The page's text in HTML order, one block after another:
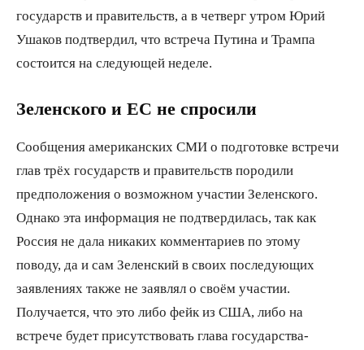
государств и правительств, а в четверг утром Юрий
Ушаков подтвердил, что встреча Путина и Трампа
состоится на следующей неделе.
Зеленского и ЕС не спросили
Сообщения американских СМИ о подготовке встречи
глав трёх государств и правительств породили
предположения о возможном участии Зеленского.
Однако эта информация не подтвердилась, так как
Россия не дала никаких комментариев по этому
поводу, да и сам Зеленский в своих последующих
заявлениях также не заявлял о своём участии.
Получается, что это либо фейк из США, либо на
встрече будет присутствовать глава государства-